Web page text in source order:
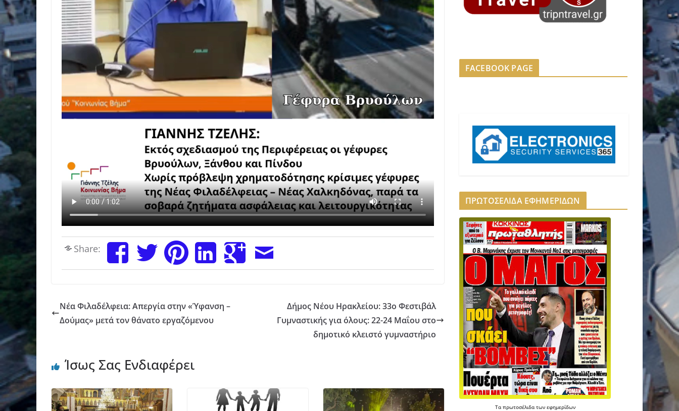
Share:
Νέα Φιλαδέλφεια: Απεργία στην «Ύφανση –
Δούμας» μετά τον θάνατο εργαζόμενου
Δήμος Νέου Ηρακλείου: 33ο Φεστιβάλ
Γυμναστικής για όλους: 22-24 Μαΐου στο
δημοτικό κλειστό γυμναστήριο
Ίσως Σας Ενδιαφέρει
FACEBOOK PAGE
ΠΡΩΤΟΣΕΛΙΔΑ ΕΦΗΜΕΡΙΔΩΝ
Τα πρωτοσέλιδα των εφημερίδων